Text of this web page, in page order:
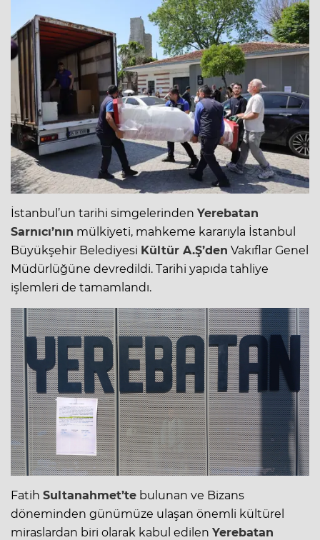
İstanbul’un tarihi simgelerinden Yerebatan
Sarnıcı’nın mülkiyeti, mahkeme kararıyla İstanbul
Büyükşehir Belediyesi Kültür A.Ş’den Vakıflar Genel
Müdürlüğüne devredildi. Tarihi yapıda tahliye
işlemleri de tamamlandı.
Fatih Sultanahmet’te bulunan ve Bizans
döneminden günümüze ulaşan önemli kültürel
miraslardan biri olarak kabul edilen Yerebatan